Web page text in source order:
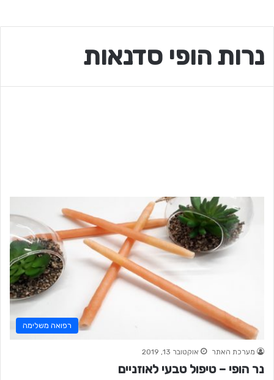
נרות הופי סדנאות
רפואה משלימה
מערכת האתר אוקטובר 13, 2019
נר הופי – טיפול טבעי לאוזניים